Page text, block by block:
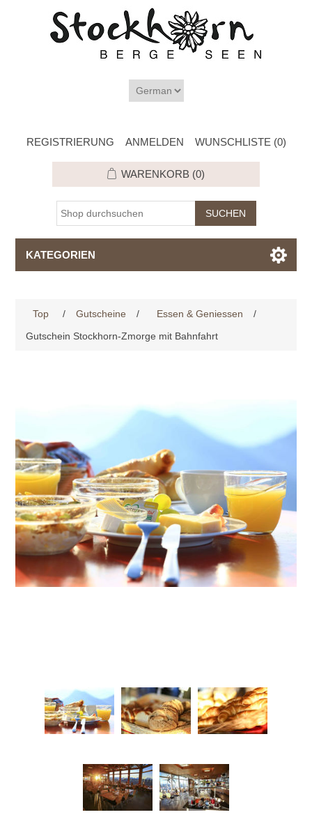
REGISTRIERUNG ANMELDEN WUNSCHLISTE (0)
WARENKORB (0)
KATEGORIEN
Top / Gutscheine / Essen & Geniessen
/
Gutschein Stockhorn-Zmorge mit Bahnfahrt